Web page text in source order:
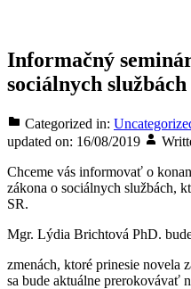
Informačný
sociálnych
Categorized in:
updated on: 16/08/2019
Chceme vás informovať o
zákona o sociálnych službách,
SR.
Mgr. Lýdia Brichtová PhD.
zmenách, ktoré prinesie novela
sa bude aktuálne prerokovávať